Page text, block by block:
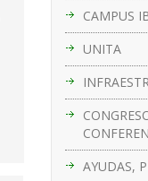
CAMPUS
UNITA
AYUDAS,